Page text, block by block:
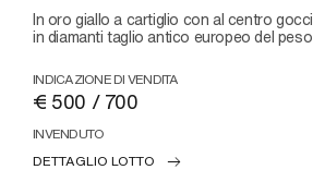
in oro giallo a cartiglio con al centro goccia in platino con pavè
in diamanti taglio antico europeo del peso
INDICAZIONE DI VENDITA
€ 500 / 700
INVENDUTO
DETTAGLIO LOTTO